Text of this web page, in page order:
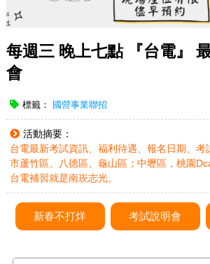
每週三 晚上七點 『台電』
會
標籤： 國營事業聯招
活動摘要：
台電最新考試資訊、福利待遇、報名日期、考
市蘆竹區、八德區、龜山區；中壢區，桃園
台電補習就是南崁志光。
新春不打烊 考試說明會